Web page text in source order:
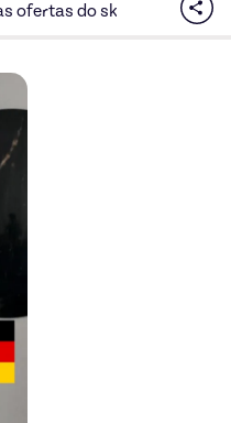
ofertas do skiller